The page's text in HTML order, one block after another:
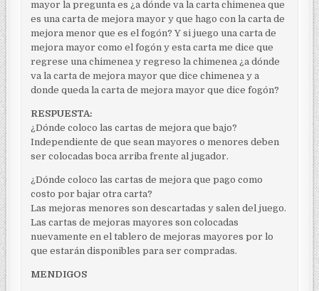
mayor la pregunta es ¿a dónde va la carta chimenea que
es una carta de mejora mayor y que hago con la carta de
mejora menor que es el fogón? Y si juego una carta de
mejora mayor como el fogón y esta carta me dice que
regrese una chimenea y regreso la chimenea ¿a dónde
va la carta de mejora mayor que dice chimenea y a
donde queda la carta de mejora mayor que dice fogón?
RESPUESTA:
¿Dónde coloco las cartas de mejora que bajo?
Independiente de que sean mayores o menores deben
ser colocadas boca arriba frente al jugador.
¿Dónde coloco las cartas de mejora que pago como
costo por bajar otra carta?
Las mejoras menores son descartadas y salen del juego.
Las cartas de mejoras mayores son colocadas
nuevamente en el tablero de mejoras mayores por lo
que estarán disponibles para ser compradas.
MENDIGOS